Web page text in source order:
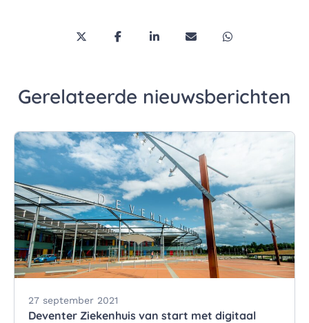
Deel deze pagina via Twitter/X
Deel deze pagina op Facebook
Deel deze pagina op
Deel deze pagina via
Deel deze
Gerelateerde nieuwsberichten
27 september 2021
Deventer Ziekenhuis van start met digitaal